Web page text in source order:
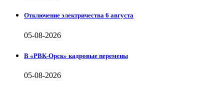
Отключение электричества 6 августа
05-08-2026
В «РВК-Орск» кадровые перемены
05-08-2026